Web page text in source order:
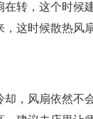
在转，这个时候
这时候散热风
，风扇依然不